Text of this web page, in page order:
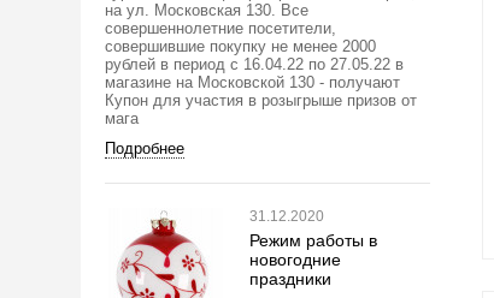
на ул. Московская 130. Все
совершеннолетние посетители,
совершившие покупку не менее 2000
рублей в период с 16.04.22 по 27.05.22 в
магазине на Московской 130 - получают
Купон для участия в розыгрыше призов от
мага
Подробнее
31.12.2020
Режим работы в
новогодние
праздники